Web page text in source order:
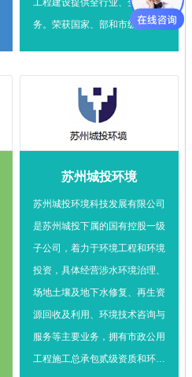
工程建设提供全行业、全过程服
务。荣获国家、部和市级各类奖
中心达成长期战略合作，未来将
在淤泥质固废处理、水环境治
理、无废城市建设等领域进行开
苏州城投环境
苏州城投环境科技发展有限公司
是苏州城投下属的国有控股一级
子公司，着力于环境工程和环境
投资，具体经营涉水环境治理、
场地土壤及地下水修复、再生资
源回收及利用、环境技术咨询与
服务等主要业务，拥有市政公用
工程施工总承包贰级资质和环保